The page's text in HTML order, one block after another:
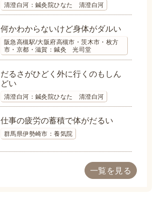
清澄白河：鍼灸院ひなた 清澄白河
何かわからないけど身体がダルい
阪急高槻駅/大阪府高槻市・茨木市・枚方
市・京都・滋賀：鍼灸 光司堂
だるさがひどく外に行くのもしん
どい
清澄白河：鍼灸院ひなた 清澄白河
仕事の疲労の蓄積で体がだるい
群馬県伊勢崎市：養気院
一覧を見る